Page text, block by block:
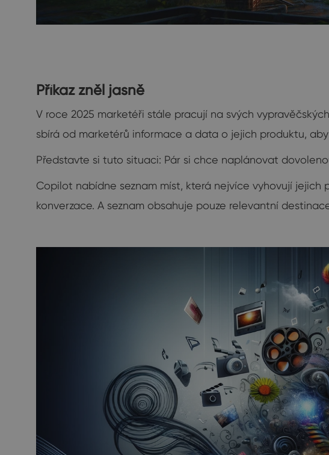
Příkaz zněl jasně
V roce 2025 marketéři stále pracují na svých
sbírá od marketérů informace a data o jejich produktu,
Představte si tuto situaci: Pár si chce naplánovat
Copilot nabídne seznam míst, která nejvíce vyhovují jejich
konverzace. A seznam obsahuje pouze relevantní